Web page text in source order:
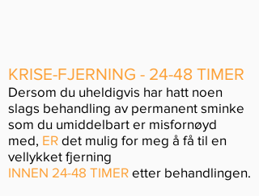
KRISE-FJERNING - 24-48 TIMER
Dersom du uheldigvis har hatt noen
slags behandling av permanent sminke
som du umiddelbart er misfornøyd
med, ER det mulig for meg å få til en
vellykket fjerning
INNEN 24-48 TIMER etter behandlingen.